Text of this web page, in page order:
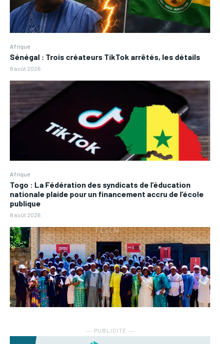
Afrique
Sénégal : Trois créateurs TikTok arrêtés, les détails
8 août 2026
Afrique
Togo : La Fédération des syndicats de l’éducation
nationale plaide pour un financement accru de l’école
publique
8 août 2026
― PUBLICITE ―